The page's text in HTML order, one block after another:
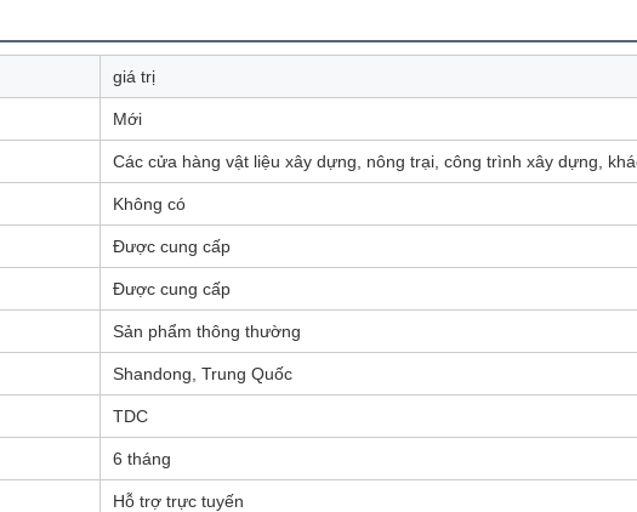
giá trị
Mới
Các cửa hàng vật liệu xây dựng, nông trại, công trình xây dựng,
Không có
Được cung cấp
Được cung cấp
Sản phẩm thông thường
Shandong, Trung Quốc
TDC
6 tháng
Hỗ trợ trực tuyến